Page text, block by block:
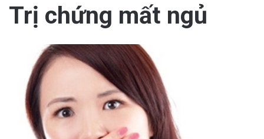
Trị chứng mất ngủ